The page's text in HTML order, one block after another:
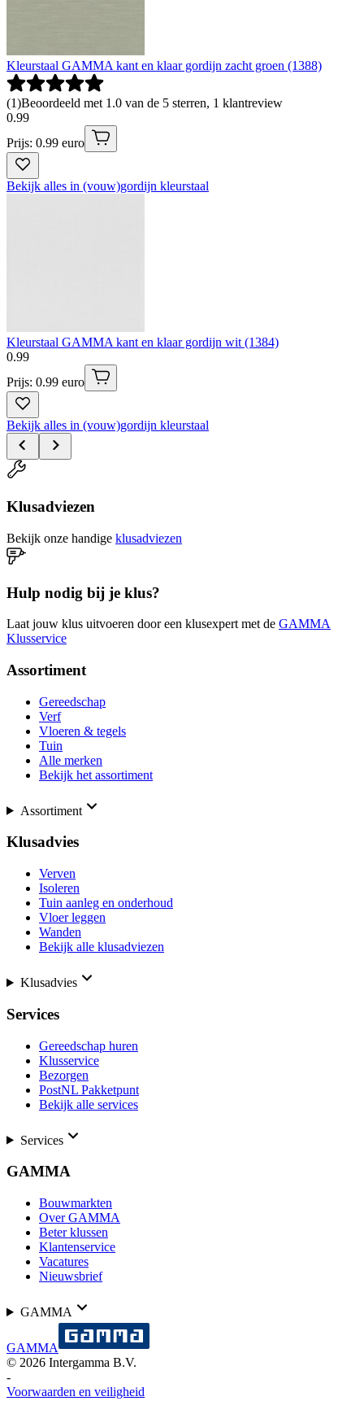
Kleurstaal GAMMA kant en klaar gordijn zacht groen (1388)
(1)Beoordeeld met 1.0 van de 5 sterren, 1 klantreview
0.99
Prijs: 0.99 euro
Bekijk alles in (vouw)gordijn kleurstaal
Kleurstaal GAMMA kant en klaar gordijn wit (1384)
0.99
Prijs: 0.99 euro
Bekijk alles in (vouw)gordijn kleurstaal
Klusadviezen
Bekijk onze handige klusadviezen
Hulp nodig bij je klus?
Laat jouw klus uitvoeren door een klusexpert met de GAMMA
Klusservice
Assortiment
Gereedschap
Verf
Vloeren & tegels
Tuin
Alle merken
Bekijk het assortiment
Assortiment
Klusadvies
Verven
Isoleren
Tuin aanleg en onderhoud
Vloer leggen
Wanden
Bekijk alle klusadviezen
Klusadvies
Services
Gereedschap huren
Klusservice
Bezorgen
PostNL Pakketpunt
Bekijk alle services
Services
GAMMA
Bouwmarkten
Over GAMMA
Beter klussen
Klantenservice
Vacatures
Nieuwsbrief
GAMMA
GAMMA
© 2026 Intergamma B.V.
-
Voorwaarden en veiligheid